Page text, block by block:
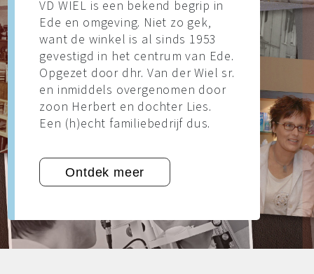
zoon Herbert en dochter Lies.
Een (h)echt familiebedrijf dus.
Ontdek meer